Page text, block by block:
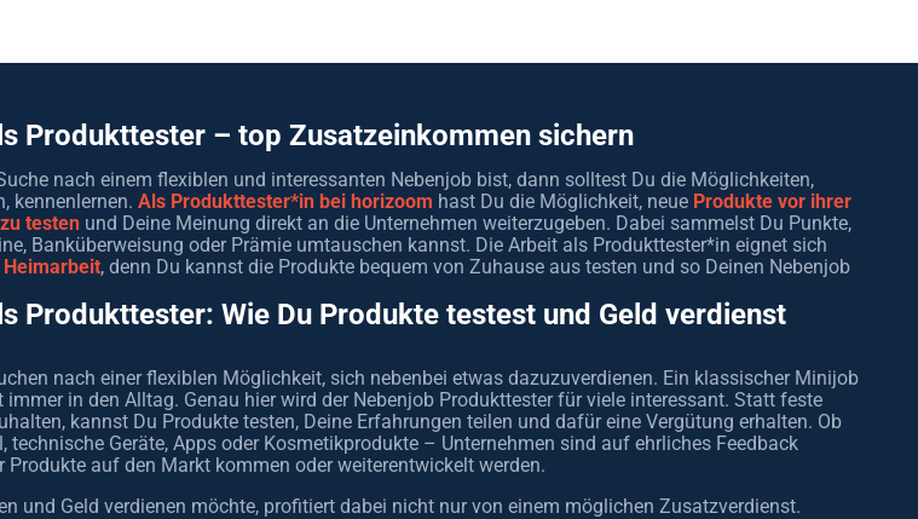
Produkttester – top Zusatzeinkommen sichern
nach einem flexiblen und interessanten Nebenjob bist, dann solltest Du die Möglichkeiten,
kennenlernen. Als Produkttester*in bei horizoom hast Du die Möglichkeit, neue Produkte vor ihrer
testenund Deine Meinung direkt an die Unternehmen weiterzugeben. Dabei sammelst Du Punkte,
Banküberweisung oder Prämie umtauschen kannst. Die Arbeit als Produkttester*in eignet sich
Heimarbeit, denn Du kannst die Produkte bequem von Zuhause aus testen und so Deinen Nebenjob
Produkttester: Wie Du Produkte testest und Geld verdienst
nach einer flexiblen Möglichkeit, sich nebenbei etwas dazuzuverdienen. Ein klassischer Minijob
in den Alltag. Genau hier wird der Nebenjob Produkttester für viele interessant. Statt feste
kannst Du Produkte testen, Deine Erfahrungen teilen und dafür eine Vergütung erhalten. Ob
technische Geräte, Apps oder Kosmetikprodukte – Unternehmen sind auf ehrliches Feedback
Produkte auf den Markt kommen oder weiterentwickelt werden.
und Geld verdienen möchte, profitiert dabei nicht nur von einem möglichen Zusatzverdienst.